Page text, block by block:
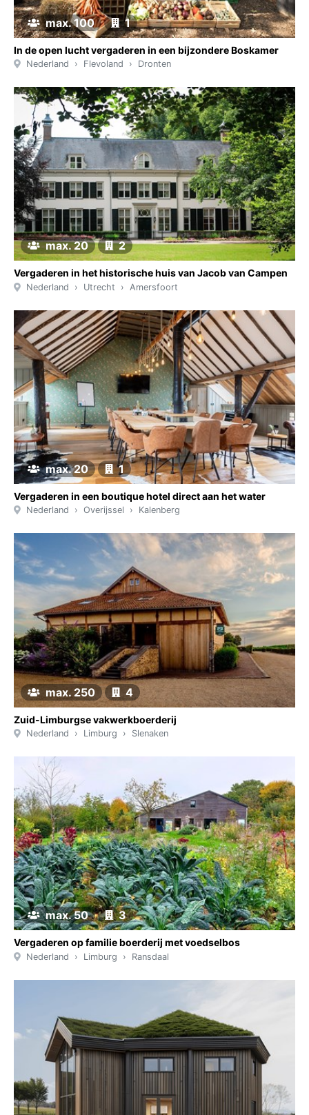
max. 100 1
In de open lucht vergaderen in een bijzondere Boskamer
Nederland Flevoland Dronten
max. 20 2
Vergaderen in het historische huis van Jacob van Campen
Nederland Utrecht Amersfoort
max. 20 1
Vergaderen in een boutique hotel direct aan het water
Nederland Overijssel Kalenberg
max. 250 4
Zuid-Limburgse vakwerkboerderij
Nederland Limburg Slenaken
max. 50 3
Vergaderen op familie boerderij met voedselbos
Nederland Limburg Ransdaal